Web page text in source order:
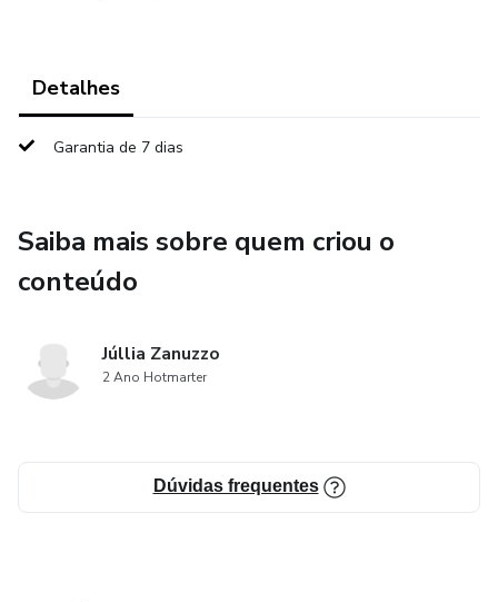
Detalhes
Garantia de 7 dias
Saiba mais sobre quem criou o
conteúdo
Júllia Zanuzzo
2 Ano Hotmarter
Dúvidas frequentes